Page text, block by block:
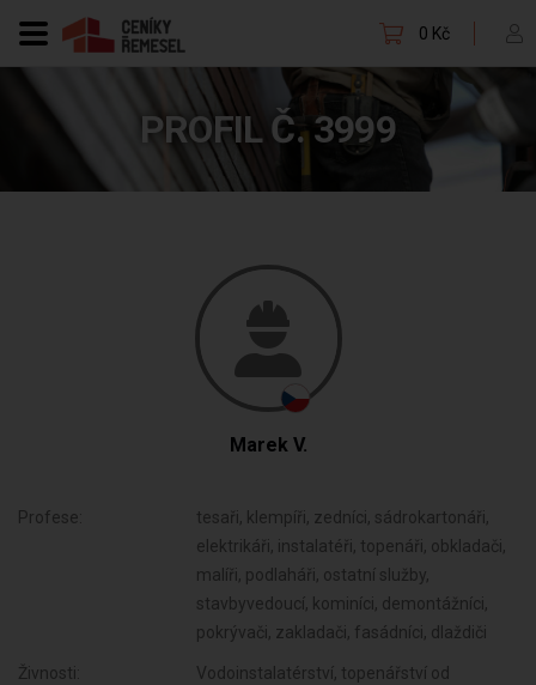
0 Kč
PROFIL Č. 3999
Marek V.
Profese:
tesaři, klempíři, zedníci, sádrokartonáři,
elektrikáři, instalatéři, topenáři, obkladači,
malíři, podlaháři, ostatní služby,
stavbyvedoucí, kominíci, demontážníci,
pokrývači, zakladači, fasádníci, dlaždiči
Živnosti:
Vodoinstalatérství, topenářství od